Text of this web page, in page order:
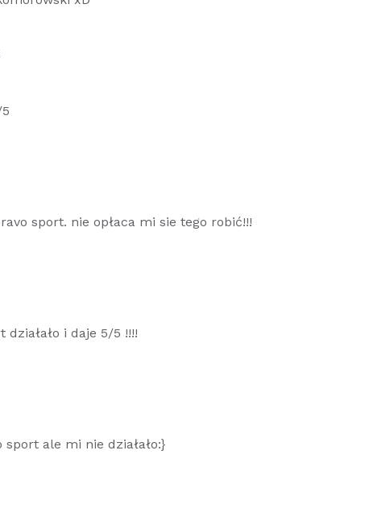
sport. nie opłaca mi sie tego robić!!!
i daje 5/5 !!!!
sport ale mi nie działało:}